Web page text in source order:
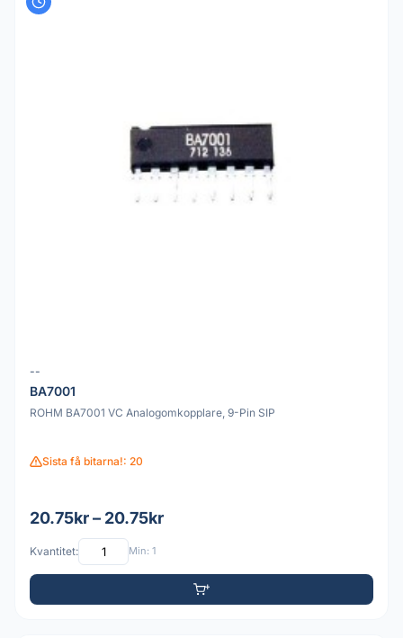
--
BA7001
ROHM BA7001 VC Analogomkopplare, 9-Pin SIP
Sista få bitarna!: 20
20.75kr – 20.75kr
Kvantitet: Min: 1